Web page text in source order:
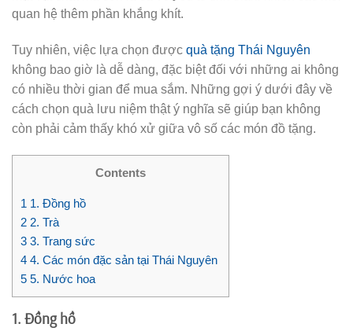
quan hệ thêm phần khắng khít.
Tuy nhiên, việc lựa chọn được quà tặng Thái Nguyên
không bao giờ là dễ dàng, đặc biệt đối với những ai không
có nhiều thời gian để mua sắm. Những gợi ý dưới đây về
cách chọn quà lưu niệm thật ý nghĩa sẽ giúp bạn không
còn phải cảm thấy khó xử giữa vô số các món đồ tặng.
Contents
1 1. Đồng hồ
2 2. Trà
3 3. Trang sức
4 4. Các món đặc sản tại Thái Nguyên
5 5. Nước hoa
1. Đồng hồ